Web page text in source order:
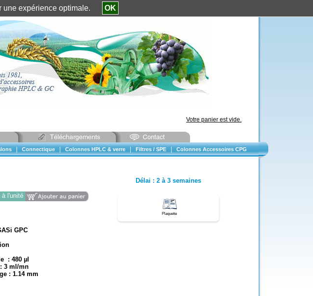
Identification client ||Mon compte
Votre panier est vide.
Connectique Colonnes HPLC & verre Filtres / SPE Colonnes Accessoires CPG
à l'unité
Délai : 2 à 3 semaines
Plaquette
GPC
: 480 µl
3 ml/mn
: 1.14 mm
une expérience optimale. OK